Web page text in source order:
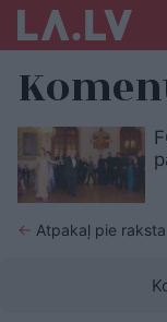
← Atpakaļ pie raksta